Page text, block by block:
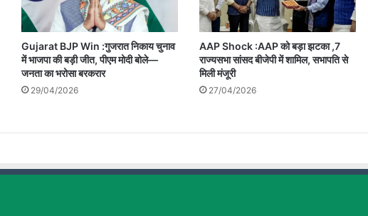
Gujarat BJP Win :गुजरात निकाय चुनाव
में भाजपा की बड़ी जीत, पीएम मोदी बोले—
जनता का भरोसा बरकरार
29/04/2026
AAP Shock :AAP को बड़ा झटका ,7
राज्यसभा सांसद बीजेपी में शामिल, सभापति से
मिली मंजूरी
27/04/2026